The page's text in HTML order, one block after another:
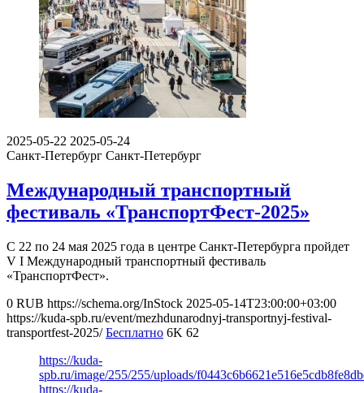
2025-05-22 2025-05-24
Санкт-Петербург Санкт-Петербург
Международный транспортный
фестиваль «ТранспортФест-2025»
С 22 по 24 мая 2025 года в центре Санкт-Петербурга пройдет
V I Международный транспортный фестиваль
«ТранспортФест».
0 RUB https://schema.org/InStock 2025-05-14T23:00:00+03:00
https://kuda-spb.ru/event/mezhdunarodnyj-transportnyj-festival-
transportfest-2025/ Бесплатно 6K 62
https://kuda-
spb.ru/image/255/255/uploads/
https://kuda-